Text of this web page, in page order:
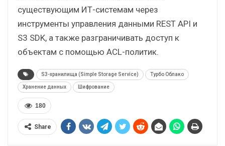
существующим ИТ-системам через
инструменты управления данными REST API и
S3 SDK, а также разграничивать доступ к
объектам с помощью ACL-политик.
S3-хранилища (Simple Storage Service) Турбо Облако
Хранение данных Шифрование
180
Share